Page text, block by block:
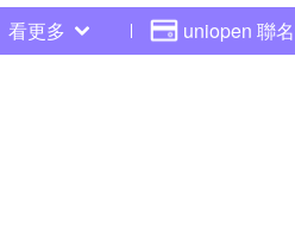
看更多 uniopen 聯